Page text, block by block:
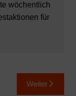
wöchentlich
für
Weiter